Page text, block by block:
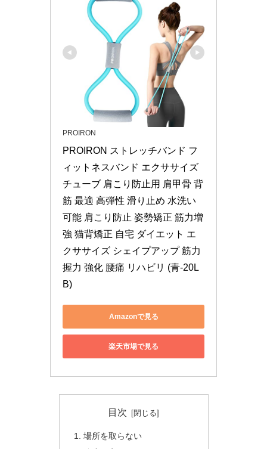
PROIRON
PROIRON ストレッチバンド フ
ィットネスバンド エクササイズ
チューブ 肩こり防止用 肩甲骨 背
筋 最適 高弾性 滑り止め 水洗い
可能 肩こり防止 姿勢矯正 筋力増
強 猫背矯正 自宅 ダイエット エ
クササイズ シェイプアップ 筋力
握力 強化 腰痛 リハビリ (青-20L
B)
Amazonで見る
楽天市場で見る
目次
場所を取らない